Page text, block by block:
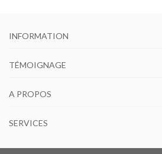
INFORMATION
TÉMOIGNAGE
A PROPOS
SERVICES